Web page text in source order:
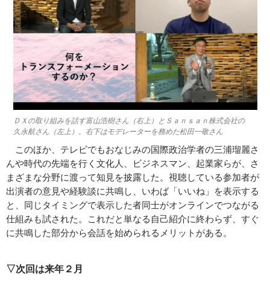
ＤＸの取り組みを話す富山浩樹さん（右上）とＳａｎｓａｎ株式会社の
久永航さん（左上）。右下はモデレーターを務めた松田一敬さん
このほか、テレビでもおなじみの国際政治学者の三浦瑠麗さ
んや時代の先端を行く文化人、ビジネスマン、起業家らが、さ
まざまな分野に渡って知見を披露した。視聴している参加者が
出演者の意見や経験談に共鳴し、いわば「いいね」を表示する
と、同じタイミングで表示した者同士がオンラインでつながる
仕組みも試された。これだと単なる自己紹介に終わらず、すぐ
に共鳴した部分から会話を始められるメリットがある。
▽次回は来年２月